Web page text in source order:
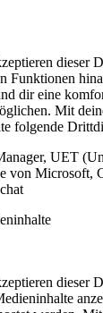
dieser
Funktionen
dir eine
Mit
folgende
UET
von Microsoft,
dieser